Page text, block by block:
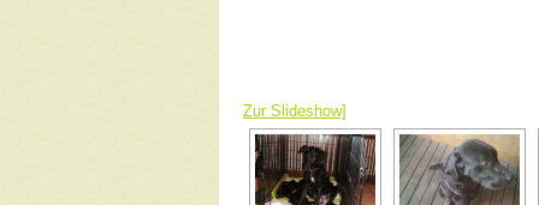
Zur Slideshow]